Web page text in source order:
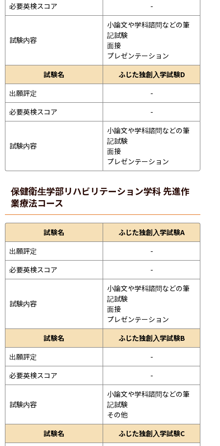
必要英検スコア
-
試験内容
小論文や学科諮問などの筆
記試験
面接
プレゼンテーション
試験名
ふじた独創入学試験D
出願評定
-
必要英検スコア
-
試験内容
小論文や学科諮問などの筆
記試験
面接
プレゼンテーション
保健衛生学部リハビリテーション学科 先進作
業療法コース
試験名
ふじた独創入学試験A
出願評定
-
必要英検スコア
-
試験内容
小論文や学科諮問などの筆
記試験
面接
プレゼンテーション
試験名
ふじた独創入学試験B
出願評定
-
必要英検スコア
-
試験内容
小論文や学科諮問などの筆
記試験
その他
試験名
ふじた独創入学試験C